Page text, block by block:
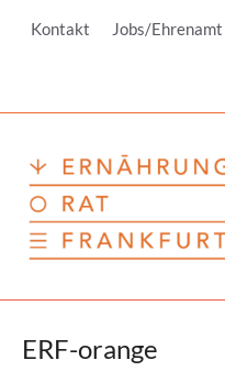
InhaltKontakt Jobs/Ehrenamt
ERF-orange